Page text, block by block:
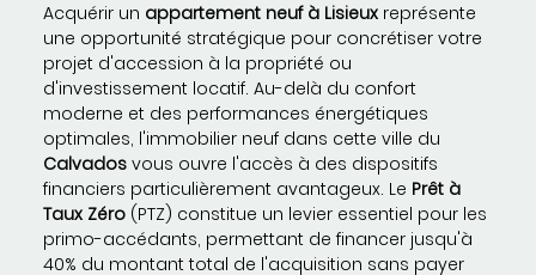
Acquérir un appartement neuf à Lisieux représente
une opportunité stratégique pour concrétiser votre
projet d'accession à la propriété ou
d'investissement locatif. Au-delà du confort
moderne et des performances énergétiques
optimales, l'immobilier neuf dans cette ville du
Calvados vous ouvre l'accès à des dispositifs
financiers particulièrement avantageux. Le Prêt à
Taux Zéro (PTZ) constitue un levier essentiel pour les
primo-accédants, permettant de financer jusqu'à
40% du montant total de l'acquisition sans payer